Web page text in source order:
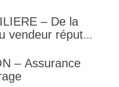
– De la
vendeur réputé
du code civil
– Assurance